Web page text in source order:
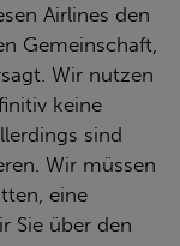
Airlines den
Gemeinschaft,
Wir nutzen
keine
sind
Wir müssen
eine
Sie über den